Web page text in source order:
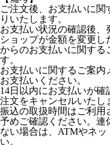
ご注文後、お支払いに
りいたします。
お支払い状況の確認後、
ショップが金額を変更
からのお支払いに関する
す。
お支払いに関するご案内
お支払いください。
14日以内にお支払いが
注文をキャンセルいたし
振込の取扱時間はご利用
予めご確認ください。連
ない場合は、ATMやネ
い。